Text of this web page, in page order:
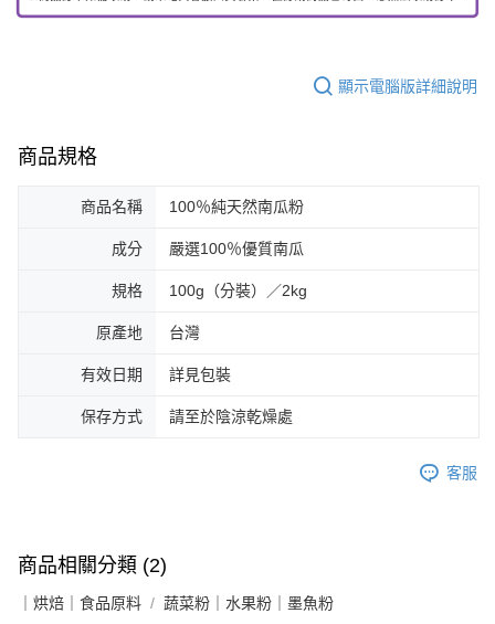
顯示電腦版詳細說明
商品規格
商品名稱 100％純天然南瓜粉
成分 嚴選100％優質南瓜
規格 100g（分裝）／2kg
原產地 台灣
有效日期 詳見包裝
保存方式 請至於陰涼乾燥處
客服
商品相關分類 (2)
｜烘焙｜食品原料 蔬菜粉｜水果粉｜墨魚粉